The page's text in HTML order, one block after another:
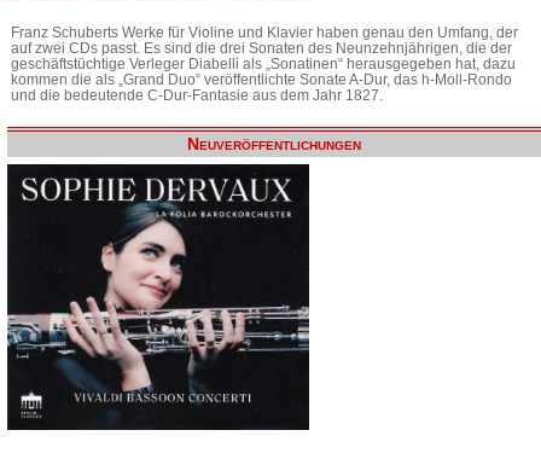
Franz Schuberts Werke für Violine und Klavier haben genau den Umfang, der
auf zwei CDs passt. Es sind die drei Sonaten des Neunzehnjährigen, die der
geschäftstüchtige Verleger Diabelli als „Sonatinen“ herausgegeben hat, dazu
kommen die als „Grand Duo“ veröffentlichte Sonate A-Dur, das h-Moll-Rondo
und die bedeutende C-Dur-Fantasie aus dem Jahr 1827.
Neuveröffentlichungen